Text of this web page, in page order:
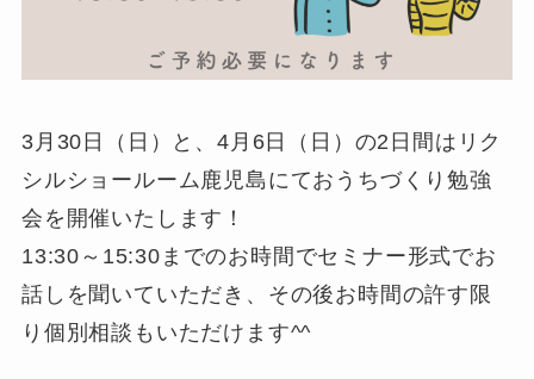
3月30日（日）と、4月6日（日）の2日間はリク
シルショールーム鹿児島にておうちづくり勉強
会を開催いたします！
13:30～15:30までのお時間でセミナー形式でお
話しを聞いていただき、その後お時間の許す限
り個別相談もいただけます^^